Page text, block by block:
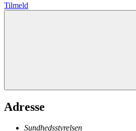
Tilmeld
Adresse
Sundhedsstyrelsen